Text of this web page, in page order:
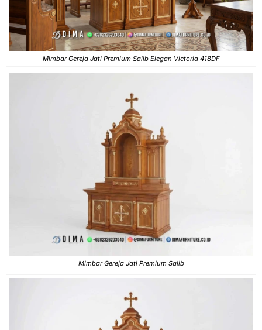
Mimbar Gereja Jati Premium Salib Elegan Victoria 418DF
Mimbar Gereja Jati Premium Salib